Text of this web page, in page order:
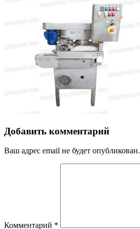
Добавить комментарий
Ваш адрес email не будет опубликован.
Комментарий *